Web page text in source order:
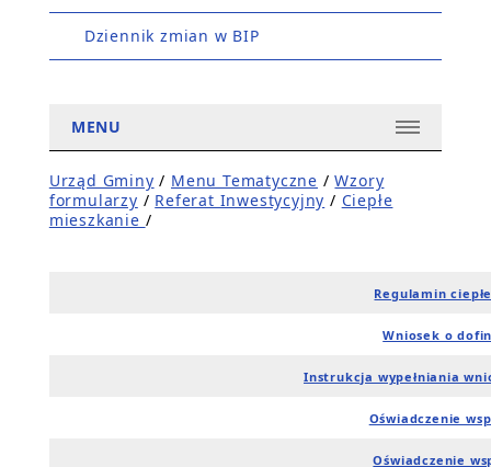
Dziennik zmian w BIP
MENU
Urząd Gminy / Menu Tematyczne /Wzory
formularzy / Referat Inwestycyjny / Ciepłe
mieszkanie /
Regulamin
Wniosek o
Instrukcja wypełniania
Oświadczenie
Oświadczenie